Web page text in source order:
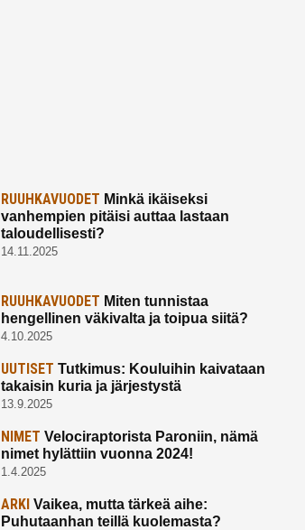
RUUHKAVUODET Minkä ikäiseksi
vanhempien pitäisi auttaa lastaan
taloudellisesti?
14.11.2025
RUUHKAVUODET Miten tunnistaa
hengellinen väkivalta ja toipua siitä?
4.10.2025
UUTISET Tutkimus: Kouluihin kaivataan
takaisin kuria ja järjestystä
13.9.2025
NIMET Velociraptorista Paroniin, nämä
nimet hylättiin vuonna 2024!
1.4.2025
ARKI Vaikea, mutta tärkeä aihe:
Puhutaanhan teillä kuolemasta?